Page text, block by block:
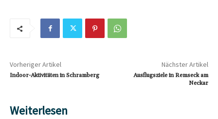
Vorheriger Artikel
Indoor-Aktivitäten in Schramberg
Nächster Artikel
Ausflugsziele in Remseck am
Neckar
Weiterlesen